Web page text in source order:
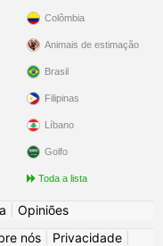
Colômbia
Animais de estimação
Brasil
Filipinas
Líbano
Golfo
Toda a lista
Opiniões
nós Privacidade